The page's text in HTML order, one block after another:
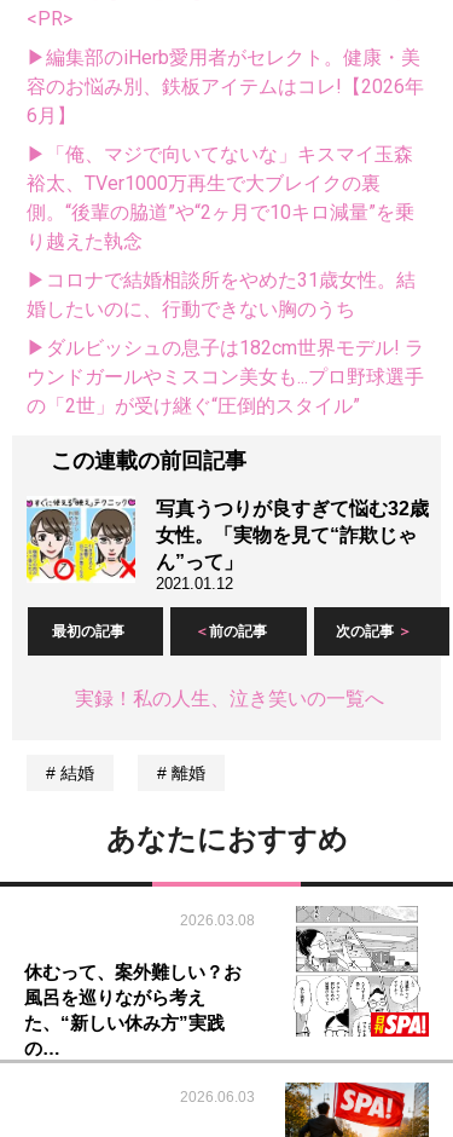
<PR>
▶編集部のiHerb愛用者がセレクト。健康・美
容のお悩み別、鉄板アイテムはコレ!【2026年
6月】
▶「俺、マジで向いてないな」キスマイ玉森
裕太、TVer1000万再生で大ブレイクの裏
側。“後輩の脇道”や“2ヶ月で10キロ減量”を乗
り越えた執念
▶コロナで結婚相談所をやめた31歳女性。結
婚したいのに、行動できない胸のうち
▶ダルビッシュの息子は182cm世界モデル! ラ
ウンドガールやミスコン美女も...プロ野球選手
の「2世」が受け継ぐ“圧倒的スタイル”
この連載の前回記事
写真うつりが良すぎて悩む32歳
女性。「実物を見て“詐欺じゃ
ん”って」
2021.01.12
最初の記事 前の記事 次の記事
実録！私の人生、泣き笑いの一覧へ
結婚 離婚
あなたにおすすめ
2026.03.08
休むって、案外難しい？お
風呂を巡りながら考え
た、“新しい休み方”実践
の…
2026.06.03